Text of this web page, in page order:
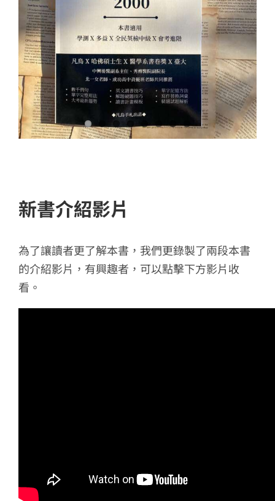
新書介紹影片
為了讓讀者更了解本書，我們更錄製了兩段本書
的介紹影片，有興趣者，可以點擊下方影片收
看。